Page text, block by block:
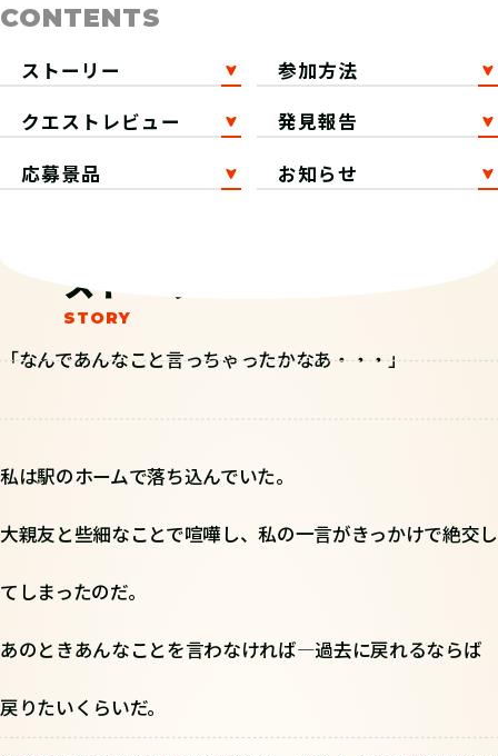
CONTENTS
ストーリー
参加方法
クエストレビュー
発見報告
応募景品
お知らせ
ストーリー
「なんであんなこと言っちゃったかなあ・・・」
私は駅のホームで落ち込んでいた。
大親友と些細なことで喧嘩し、私の一言がきっかけで絶交し
てしまったのだ。
あのときあんなことを言わなければ―過去に戻れるならば
戻りたいくらいだ。